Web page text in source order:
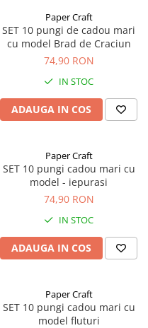
Paper Craft
SET 10 pungi de cadou mari
cu model Brad de Craciun
74,90 RON
IN STOC
ADAUGA IN COS
Paper Craft
SET 10 pungi cadou mari cu
model - iepurasi
74,90 RON
IN STOC
ADAUGA IN COS
Paper Craft
SET 10 pungi cadou mari cu
model fluturi